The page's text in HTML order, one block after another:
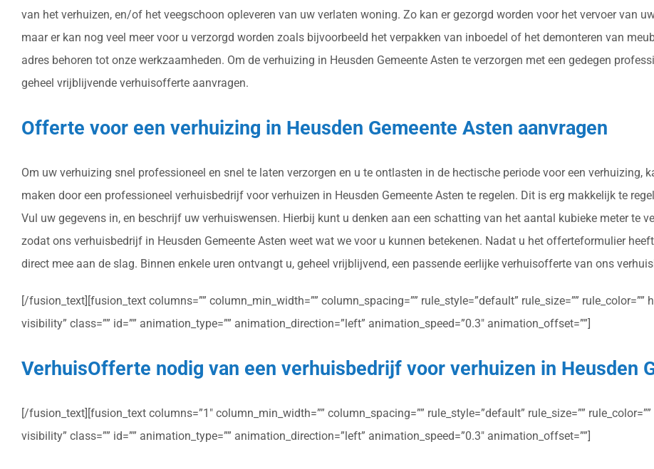
van het verhuizen, en/of het veegschoon opleveren van uw verlaten woning. Zo kan er gezorgd worden voor het vervoer van
maar er kan nog veel meer voor u verzorgd worden zoals bijvoorbeeld het verpakken van inboedel of het demonteren van
adres behoren tot onze werkzaamheden. Om de verhuizing in Heusden Gemeente Asten te verzorgen met een gedegen
geheel vrijblijvende verhuisofferte aanvragen.
Offerte voor een verhuizing in Heusden Gemeente Asten aanvragen
Om uw verhuizing snel professioneel en snel te laten verzorgen en u te ontlasten in de hectische periode voor een verhuizing,
maken door een professioneel verhuisbedrijf voor verhuizen in Heusden Gemeente Asten te regelen. Dit is erg makkelijk te
Vul uw gegevens in, en beschrijf uw verhuiswensen. Hierbij kunt u denken aan een schatting van het aantal kubieke meter te
zodat ons verhuisbedrijf in Heusden Gemeente Asten weet wat we voor u kunnen betekenen. Nadat u het offerteformulier
direct mee aan de slag. Binnen enkele uren ontvangt u, geheel vrijblijvend, een passende eerlijke verhuisofferte van ons
[/fusion_text][fusion_text columns=”” column_min_width=”” column_spacing=”” rule_style=”default” rule_size=””
visibility” class=”” id=”” animation_type=”” animation_direction=”left” animation_speed=”0.3″ animation_offset=””]
VerhuisOfferte nodig van een verhuisbedrijf voor verhuizen in Heusden
[/fusion_text][fusion_text columns=”1″ column_min_width=”” column_spacing=”” rule_style=”default” rule_size=””
visibility” class=”” id=”” animation_type=”” animation_direction=”left” animation_speed=”0.3″ animation_offset=””]